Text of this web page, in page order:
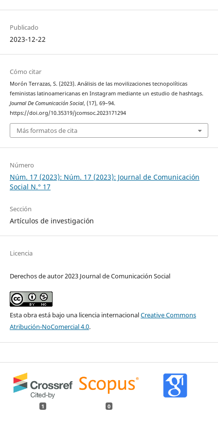
Publicado
2023-12-22
Cómo citar
Morón Terrazas, S. (2023). Análisis de las movilizaciones tecnopolíticas
feministas latinoamericanas en Instagram mediante un estudio de hashtags.
Journal De Comunicación Social, (17), 69–94.
https://doi.org/10.35319/jcomsoc.2023171294
Más formatos de cita
Número
Núm. 17 (2023): Núm. 17 (2023): Journal de Comunicación
Social N.° 17
Sección
Artículos de investigación
Licencia
Derechos de autor 2023 Journal de Comunicación Social
Esta obra está bajo una licencia internacionalCreative Commons
Atribución-NoComercial 4.0.
1 0